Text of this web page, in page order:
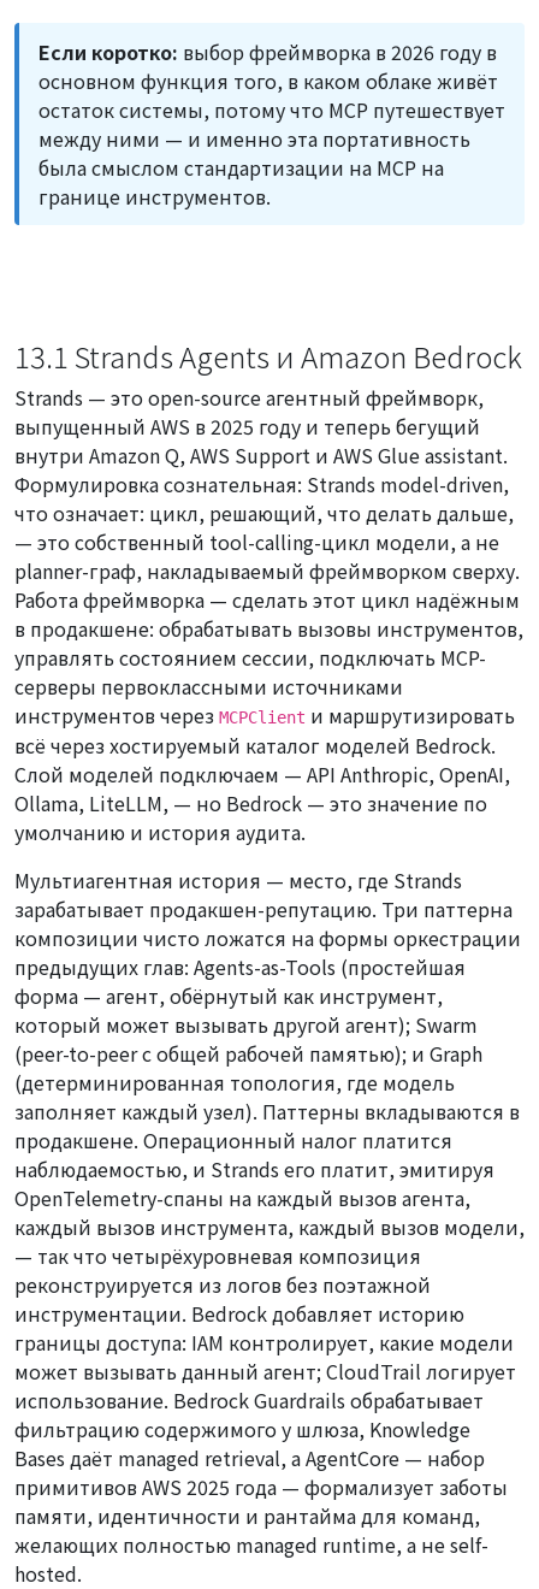
Если коротко: выбор фреймворка в 2026 году в
основном функция того, в каком облаке живёт
остаток системы, потому что MCP путешествует
между ними — и именно эта портативность
была смыслом стандартизации на MCP на
границе инструментов.
13.1 Strands Agents и Amazon Bedrock
Strands — это open-source агентный фреймворк,
выпущенный AWS в 2025 году и теперь бегущий
внутри Amazon Q, AWS Support и AWS Glue assistant.
Формулировка сознательная: Strands model-driven,
что означает: цикл, решающий, что делать дальше,
— это собственный tool-calling-цикл модели, а не
planner-граф, накладываемый фреймворком сверху.
Работа фреймворка — сделать этот цикл надёжным
в продакшене: обрабатывать вызовы инструментов,
управлять состоянием сессии, подключать MCP-
серверы первоклассными источниками
инструментов через MCPClient и маршрутизировать
всё через хостируемый каталог моделей Bedrock.
Слой моделей подключаем — API Anthropic, OpenAI,
Ollama, LiteLLM, — но Bedrock — это значение по
умолчанию и история аудита.
Мультиагентная история — место, где Strands
зарабатывает продакшен-репутацию. Три паттерна
композиции чисто ложатся на формы оркестрации
предыдущих глав: Agents-as-Tools (простейшая
форма — агент, обёрнутый как инструмент,
который может вызывать другой агент); Swarm
(peer-to-peer с общей рабочей памятью); и Graph
(детерминированная топология, где модель
заполняет каждый узел). Паттерны вкладываются в
продакшене. Операционный налог платится
наблюдаемостью, и Strands его платит, эмитируя
OpenTelemetry-спаны на каждый вызов агента,
каждый вызов инструмента, каждый вызов модели,
— так что четырёхуровневая композиция
реконструируется из логов без поэтажной
инструментации. Bedrock добавляет историю
границы доступа: IAM контролирует, какие модели
может вызывать данный агент; CloudTrail логирует
использование. Bedrock Guardrails обрабатывает
фильтрацию содержимого у шлюза, Knowledge
Bases даёт managed retrieval, а AgentCore — набор
примитивов AWS 2025 года — формализует заботы
памяти, идентичности и рантайма для команд,
желающих полностью managed runtime, а не self-
hosted.